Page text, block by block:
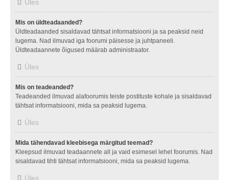
Üles
Mis on üldteadaanded?
Üldteadaanded sisaldavad tähtsat informatsiooni ja sa peaksid neid
lugema. Nad ilmuvad iga foorumi päisesse ja juhtpaneeli.
Üldteadaannete õigused määrab administraator.
Üles
Mis on teadeanded?
Teadeanded ilmuvad alafoorumis teiste postituste kohale ja sisaldavad
tähtsat informatsiooni, mida sa peaksid lugema.
Üles
Mida tähendavad kleebisega märgitud teemad?
Kleepsud ilmuvad teadaannete all ja vaid esimesel lehel foorumis. Nad
sisaldavad tihti tähtsat informatsiooni, mida sa peaksid lugema.
Üles